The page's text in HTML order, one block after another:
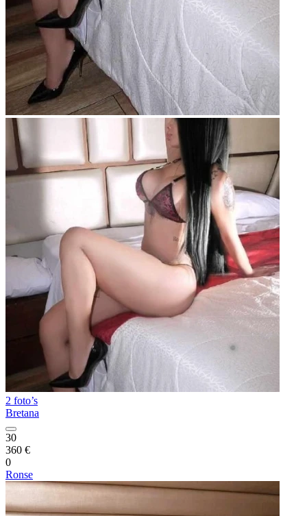
2 foto’s
Bretana
30
360 €
0
Ronse